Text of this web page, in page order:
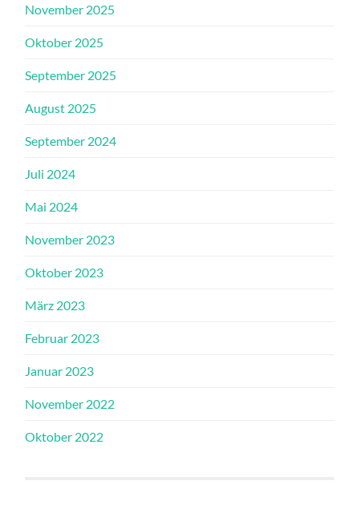
November 2025
Oktober 2025
September 2025
August 2025
September 2024
Juli 2024
Mai 2024
November 2023
Oktober 2023
März 2023
Februar 2023
Januar 2023
November 2022
Oktober 2022